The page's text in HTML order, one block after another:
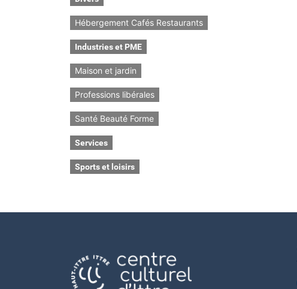
Hébergement Cafés Restaurants
Industries et PME
Maison et jardin
Professions libérales
Santé Beauté Forme
Services
Sports et loisirs